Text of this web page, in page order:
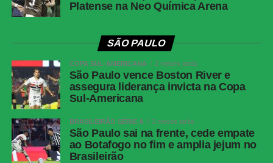
Platense na Neo Química Arena
SÃO PAULO
COPA SUL-AMERICANA 2 meses atrás
São Paulo vence Boston River e
assegura liderança invicta na Copa
Sul-Americana
BRASILEIRÃO SÉRIE A 2 meses atrás
São Paulo sai na frente, cede empate
ao Botafogo no fim e amplia jejum no
Brasileirão